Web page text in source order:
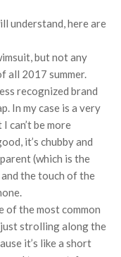
understand, here are
but not any
all 2017 summer.
recognized brand
In my case is a very
can’t be more
it’s chubby and
(which is the
the touch of the
of the most common
strolling along the
it’s like a short